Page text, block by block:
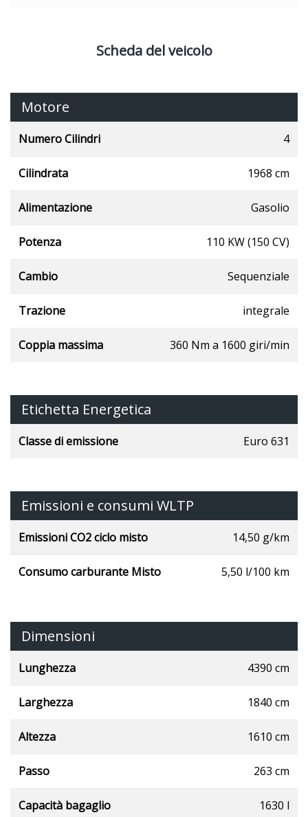
Scheda del veicolo
Motore
Numero Cilindri 4
Cilindrata 1968 cm
Alimentazione Gasolio
Potenza 110 KW (150 CV)
Cambio Sequenziale
Trazione integrale
Coppia massima 360 Nm a 1600 giri/min
Etichetta Energetica
Classe di emissione Euro 631
Emissioni e consumi WLTP
Emissioni CO2 ciclo misto 14,50 g/km
Consumo carburante Misto 5,50 l/100 km
Dimensioni
Lunghezza 4390 cm
Larghezza 1840 cm
Altezza 1610 cm
Passo 263 cm
Capacità bagaglio 1630 l